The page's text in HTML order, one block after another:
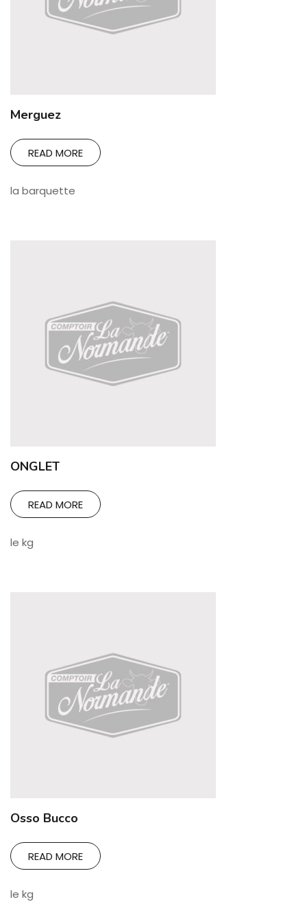
Merguez
READ MORE
la barquette
ONGLET
READ MORE
le kg
Osso Bucco
READ MORE
le kg